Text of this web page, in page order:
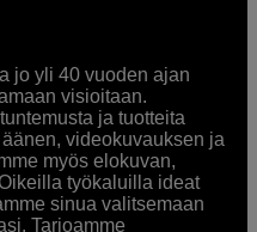
jo yli 40 vuoden ajan
visioitaan.
ja tuotteita
videokuvauksen ja
myös elokuvan,
työkaluilla ideat
sinua valitsemaan
Tarjoamme